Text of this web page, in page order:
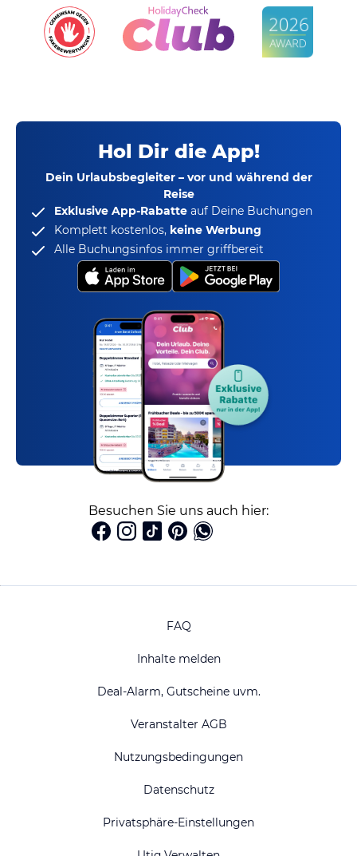
Hol Dir die App!
Dein Urlaubsbegleiter – vor und während der
Reise
Exklusive App-Rabatte auf Deine Buchungen
Komplett kostenlos, keine Werbung
Alle Buchungsinfos immer griffbereit
Besuchen Sie uns auch hier:
FAQ
Inhalte melden
Deal-Alarm, Gutscheine uvm.
Veranstalter AGB
Nutzungsbedingungen
Datenschutz
Privatsphäre-Einstellungen